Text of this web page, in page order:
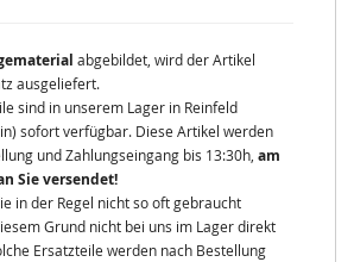
abgebildet, wird der Artikel
ausgeliefert.
sind in unserem Lager in Reinfeld
sofort verfügbar. Diese Artikel werden
und Zahlungseingang bis 13:30h, am
Sie versendet!
in der Regel nicht so oft gebraucht
Grund nicht bei uns im Lager direkt
Ersatzteile werden nach Bestellung